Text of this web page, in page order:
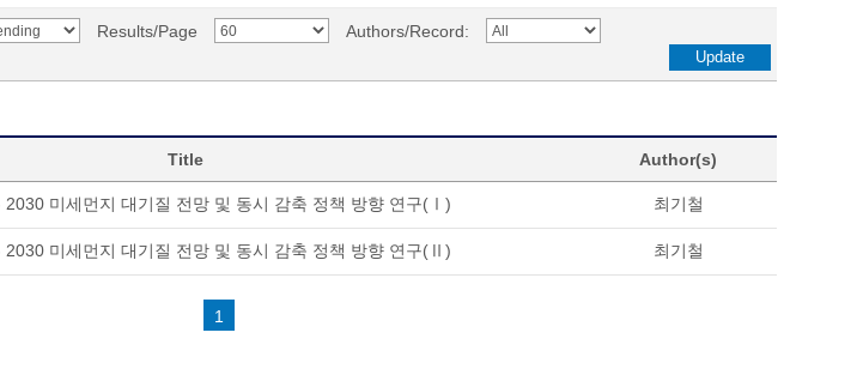
Results/Page Authors/Record:
Title Author(s)
2030 미세먼지 대기질 전망 및 동시 감축 정책 방향 연구(Ⅰ) 최기철
2030 미세먼지 대기질 전망 및 동시 감축 정책 방향 연구(Ⅱ) 최기철
1